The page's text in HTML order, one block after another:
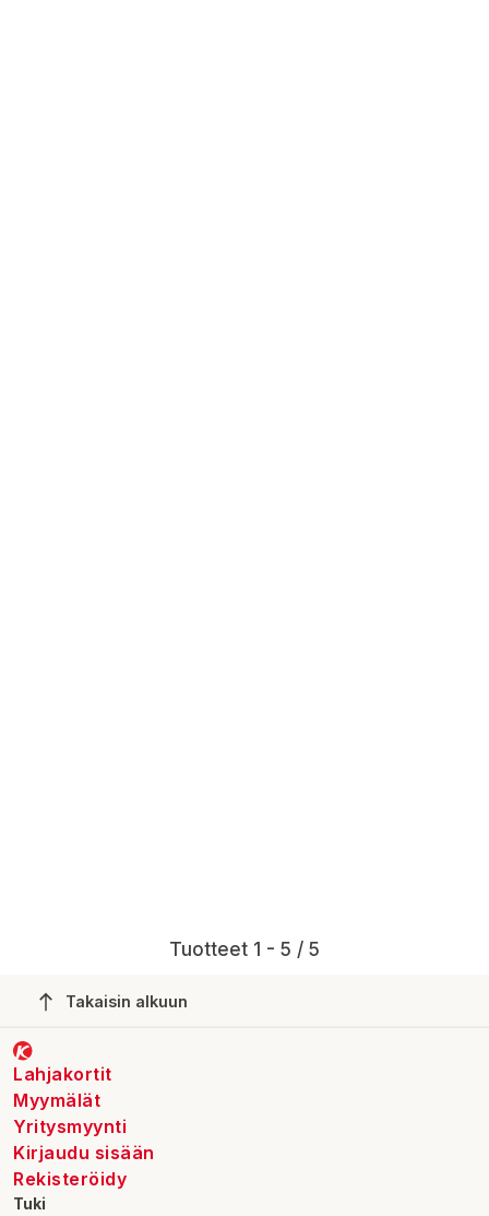
Tuotteet 1 - 5 / 5
Takaisin alkuun
Lahjakortit
Myymälät
Yritysmyynti
Kirjaudu sisään
Rekisteröidy
Tuki